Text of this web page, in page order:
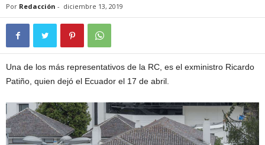
Por Redacción - diciembre 13, 2019
Una de los más representativos de la RC, es el exministro Ricardo
Patiño, quien dejó el Ecuador el 17 de abril.